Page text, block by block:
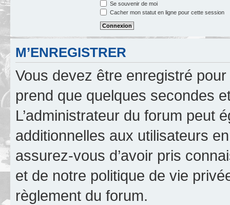
Se souvenir de moi
Cacher mon statut en ligne pour cette session
M’ENREGISTRER
Vous devez être enregistré
prend que quelques secondes
L’administrateur du forum peut
additionnelles aux utilisateurs
assurez-vous d’avoir pris
et de notre politique de vie
règlement du forum.